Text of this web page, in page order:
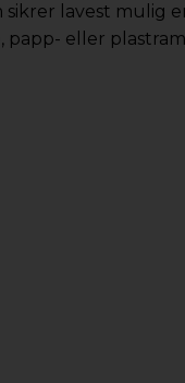
lavest mulig
papp- eller